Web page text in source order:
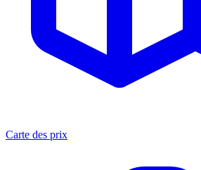
Carte des prix